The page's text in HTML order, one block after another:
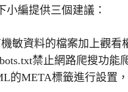
小編提供三個建議：
敏資料的檔案加上觀看
禁止網路爬搜功能
的META標籤進行設置